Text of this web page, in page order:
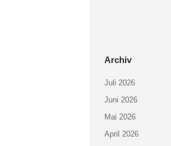
Archiv
Juli 2026
Juni 2026
Mai 2026
April 2026